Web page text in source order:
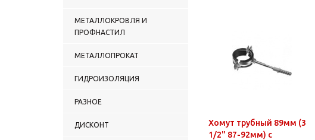
МЕТАЛЛОКРОВЛЯ И
ПРОФНАСТИЛ
МЕТАЛЛОПРОКАТ
ГИДРОИЗОЛЯЦИЯ
РАЗНОЕ
ДИСКОНТ
Хомут трубный 89мм (3
1/2" 87-92мм) с